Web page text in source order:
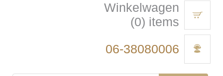
Winkelwagen
(0) items
06-38080006